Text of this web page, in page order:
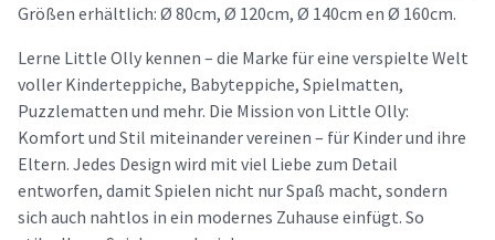
Größen erhältlich: Ø 80cm, Ø 120cm, Ø 140cm en Ø 160cm.
Lerne Little Olly kennen – die Marke für eine verspielte Welt
voller Kinderteppiche, Babyteppiche, Spielmatten,
Puzzlematten und mehr. Die Mission von Little Olly:
Komfort und Stil miteinander vereinen – für Kinder und ihre
Eltern. Jedes Design wird mit viel Liebe zum Detail
entworfen, damit Spielen nicht nur Spaß macht, sondern
sich auch nahtlos in ein modernes Zuhause einfügt. So